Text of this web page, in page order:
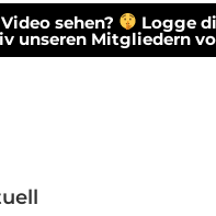
sehen? Logge
unseren Mitgliedern